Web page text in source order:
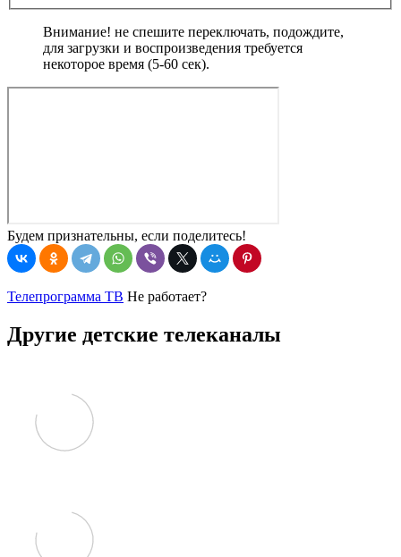
Внимание! не спешите переключать, подождите,
для загрузки и воспроизведения требуется
некоторое время (5-60 сек).
Будем признательны, если поделитесь!
Телепрограмма ТВ Не работает?
Другие детские телеканалы